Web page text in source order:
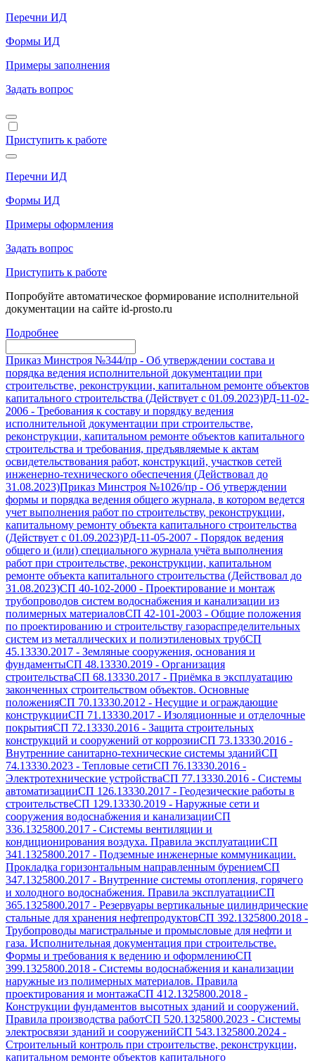
Перечни ИД
Формы ИД
Примеры заполнения
Задать вопрос
Приступить к работе
Перечни ИД
Формы ИД
Примеры оформления
Задать вопрос
Приступить к работе
Попробуйте автоматическое формирование исполнительной
документации на сайте id-prosto.ru
Подробнее
Приказ Минстроя №344/пр - Об утверждении состава и
порядка ведения исполнительной документации при
строительстве, реконструкции, капитальном ремонте объектов
капитального строительства (Действует с 01.09.2023)РД-11-02-
2006 - Требования к составу и порядку ведения
исполнительной документации при строительстве,
реконструкции, капитальном ремонте объектов капитального
строительства и требования, предъявляемые к актам
освидетельствования работ, конструкций, участков сетей
инженерно-технического обеспечения (Действовал до
31.08.2023)Приказ Минстроя №1026/пр - Об утверждении
формы и порядка ведения общего журнала, в котором ведется
учет выполнения работ по строительству, реконструкции,
капитальному ремонту объекта капитального строительства
(Действует с 01.09.2023)РД-11-05-2007 - Порядок ведения
общего и (или) специального журнала учёта выполнения
работ при строительстве, реконструкции, капитальном
ремонте объекта капитального строительства (Действовал до
31.08.2023)СП 40-102-2000 - Проектирование и монтаж
трубопроводов систем водоснабжения и канализации из
полимерных материаловСП 42-101-2003 - Общие положения
по проектированию и строительству газораспределительных
систем из металлических и полиэтиленовых трубСП
45.13330.2017 - Земляные сооружения, основания и
фундаментыСП 48.13330.2019 - Организация
строительстваСП 68.13330.2017 - Приёмка в эксплуатацию
законченных строительством объектов. Основные
положенияСП 70.13330.2012 - Несущие и ограждающие
конструкцииСП 71.13330.2017 - Изоляционные и отделочные
покрытияСП 72.13330.2016 - Защита строительных
конструкций и сооружений от коррозииСП 73.13330.2016 -
Внутренние санитарно-технические системы зданийСП
74.13330.2023 - Тепловые сетиСП 76.13330.2016 -
Электротехнические устройстваСП 77.13330.2016 - Системы
автоматизацииСП 126.13330.2017 - Геодезические работы в
строительствеСП 129.13330.2019 - Наружные сети и
сооружения водоснабжения и канализацииСП
336.1325800.2017 - Системы вентиляции и
кондиционирования воздуха. Правила эксплуатацииСП
341.1325800.2017 - Подземные инженерные коммуникации.
Прокладка горизонтальным направленным бурениемСП
347.1325800.2017 - Внутренние системы отопления, горячего
и холодного водоснабжения. Правила эксплуатацииСП
365.1325800.2017 - Резервуары вертикальные цилиндрические
стальные для хранения нефтепродуктовСП 392.1325800.2018 -
Трубопроводы магистральные и промысловые для нефти и
газа. Исполнительная документация при строительстве.
Формы и требования к ведению и оформлениюСП
399.1325800.2018 - Системы водоснабжения и канализации
наружные из полимерных материалов. Правила
проектирования и монтажаСП 412.1325800.2018 -
Конструкции фундаментов высотных зданий и сооружений.
Правила производства работСП 520.1325800.2023 - Системы
электросвязи зданий и сооруженийСП 543.1325800.2024 -
Строительный контроль при строительстве, реконструкции,
капитальном ремонте объектов капитального